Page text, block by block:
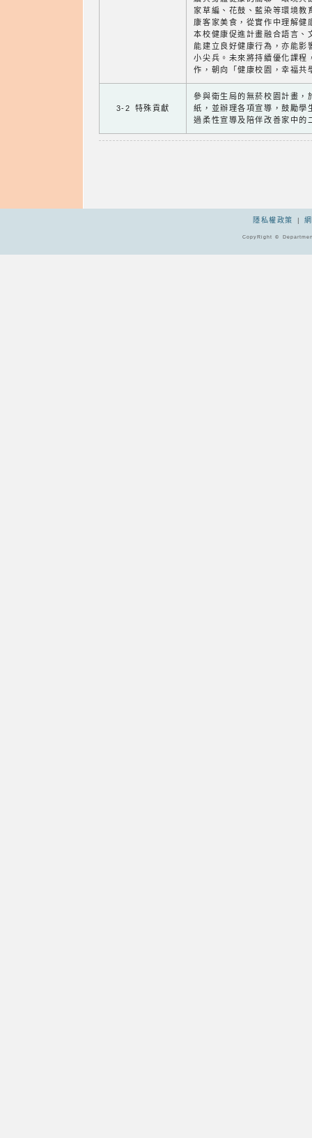
家草編、花鼓、藍染等環境教
康客家美食，從實作中理解
本校健康促進計畫融合語言、
能建立良好健康行為，亦能影
小尖兵。未來將持續優化課程
作，朝向「健康校園，幸福共
3-2 特殊貢獻
參與衛生局的無菸校園計畫，
紙，並辦理各項宣導，鼓勵學
過柔性宣導及陪伴改善家中的
隱私權政策 |
CopyRight ©